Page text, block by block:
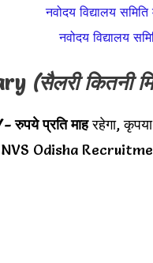
नवोदय विद्यालय
नवोदय विद्यालय
(सैलरी कितनी
रुपये प्रति माहरहेगा,
Odisha